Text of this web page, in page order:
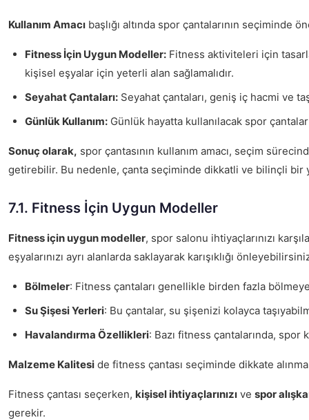
Kullanım Amacı başlığı altında spor çantalarının seçiminde
Fitness İçin Uygun Modeller: Fitness aktiviteleri için
kişisel eşyalar için yeterli alan sağlamalıdır.
Seyahat Çantaları: Seyahat çantaları, geniş iç hacmi ve
Günlük Kullanım: Günlük hayatta kullanılacak spor
Sonuç olarak, spor çantasının kullanım amacı, seçim
getirebilir. Bu nedenle, çanta seçiminde dikkatli ve bilinçli bir
7.1. Fitness İçin Uygun Modeller
Fitness için uygun modeller, spor salonu ihtiyaçlarınızı
eşyalarınızı ayrı alanlarda saklayarak karışıklığı
Bölmeler: Fitness çantaları genellikle birden fazla
Su Şişesi Yerleri: Bu çantalar, su şişenizi kolayca
Havalandırma Özellikleri: Bazı fitness çantalarında,
Malzeme Kalitesi de fitness çantası seçiminde dikkate
Fitness çantası seçerken, kişisel ihtiyaçlarınızı ve spor
gerekir.